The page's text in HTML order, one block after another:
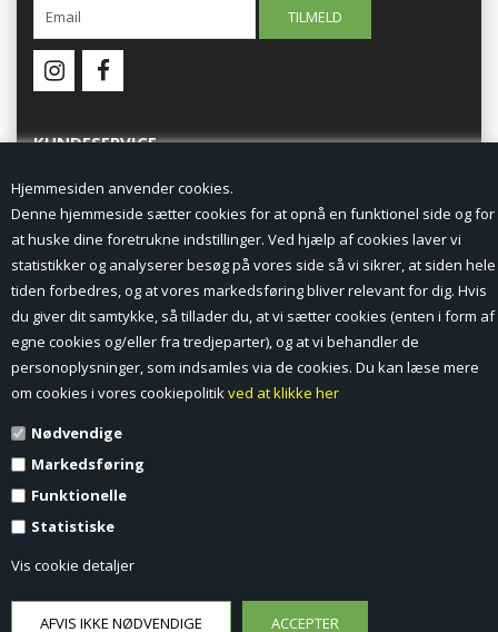
Hjemmesiden anvender cookies.
Denne hjemmeside sætter cookies for at opnå en funktionel side og for
at huske dine foretrukne indstillinger. Ved hjælp af cookies laver vi
statistikker og analyserer besøg på vores side så vi sikrer, at siden hele
tiden forbedres, og at vores markedsføring bliver relevant for dig. Hvis
du giver dit samtykke, så tillader du, at vi sætter cookies (enten i form af
egne cookies og/eller fra tredjeparter), og at vi behandler de
personoplysninger, som indsamles via de cookies. Du kan læse mere
om cookies i vores cookiepolitikved at klikke her
Nødvendige
Markedsføring
Funktionelle
Statistiske
Vis cookie detaljer
KUNDESERVICE
Forside
Min Konto
Nyheder
Vilkår og betingelser
Profil
Erhverv log ind (B2B)
Kontakt
Favorit
Fortrydelsesformular